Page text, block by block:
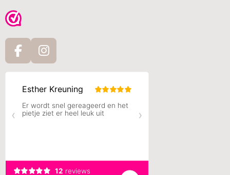
F
e
b
o
I
t
a
g